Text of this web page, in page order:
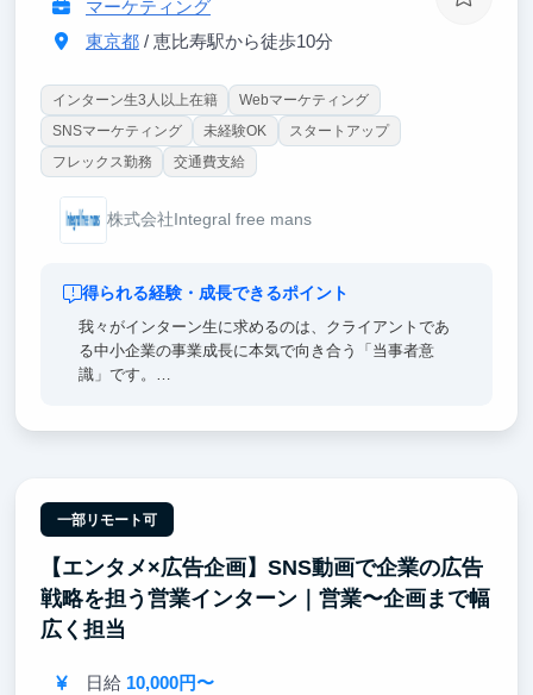
マーケティング
東京都/ 恵比寿駅から徒歩10分
インターン生3人以上在籍
Webマーケティング
SNSマーケティング
未経験OK
スタートアップ
フレックス勤務
交通費支給
株式会社Integral free mans
得られる経験・成長できるポイント
我々がインターン生に求めるのは、クライアントであ
る中小企業の事業成長に本気で向き合う「当事者意
識」です。
動かすための総合的なマーケティング力が身につきま
す。自身の提案がクライアントの未来を直接左右する
という強い責任感と、マーケティングの力で社会課題
の解決に貢献する確かな手応え。
この経験こそが、皆さんをどこでも通用する人材へと
飛躍的に成長させると確信しています。
一部リモート可
【エンタメ×広告企画】SNS動画で企業の広告
戦略を担う営業インターン｜営業〜企画まで幅
広く担当
日給 10,000円〜